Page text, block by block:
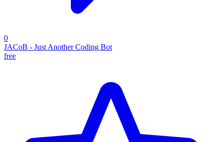
0
JACoB - Just Another Coding Bot
free